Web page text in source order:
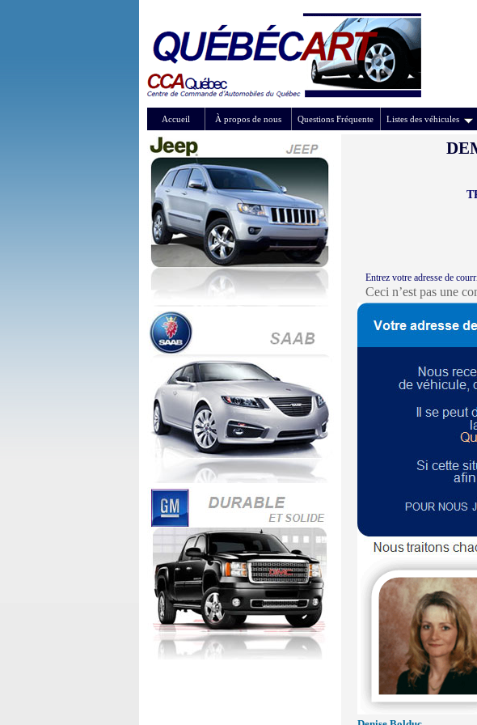
Accueil À propos de nous Questions Fréquente Listes des véhicules
Entrez votre adresse de
Ceci n’est pas une